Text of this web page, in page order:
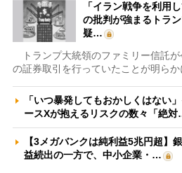
「イラン戦争を利用
の批判が強まるトラ
疑…
トランプ大統領のファミリー信託
の証券取引を行っていたことが明ら
「いつ暴発してもおかしくはない
ースXが抱えるリスクの数々「絶
【3メガバンクは純利益5兆円超】
益続出の一方で、中小企業・…